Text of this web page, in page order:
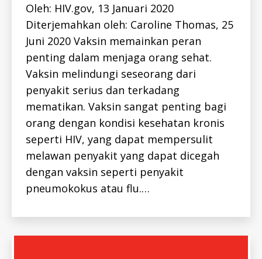
H
I
V
-
I
D
Oleh: HIV.gov, 13 Januari 2020
Diterjemahkan oleh: Caroline Thomas, 25
Juni 2020 Vaksin memainkan peran
penting dalam menjaga orang sehat.
Vaksin melindungi seseorang dari
penyakit serius dan terkadang
mematikan. Vaksin sangat penting bagi
orang dengan kondisi kesehatan kronis
seperti HIV, yang dapat mempersulit
melawan penyakit yang dapat dicegah
dengan vaksin seperti penyakit
pneumokokus atau flu.…